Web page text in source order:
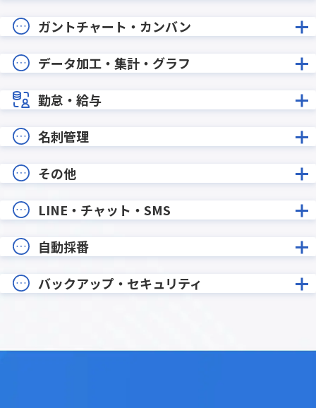
ガントチャート・カンバン
データ加工・集計・グラフ
勤怠・給与
名刺管理
その他
LINE・チャット・SMS
自動採番
バックアップ・セキュリティ